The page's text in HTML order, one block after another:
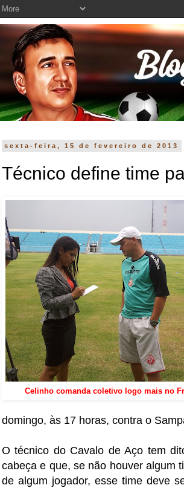
sexta-feira, 15 de fevereiro de 2013
Técnico define time
Celinho comanda coletivo logo mais no
domingo, às 17 horas, contra o
O técnico do Cavalo de Aço tem
cabeça e que, se não houver algum
de algum jogador, esse time deve